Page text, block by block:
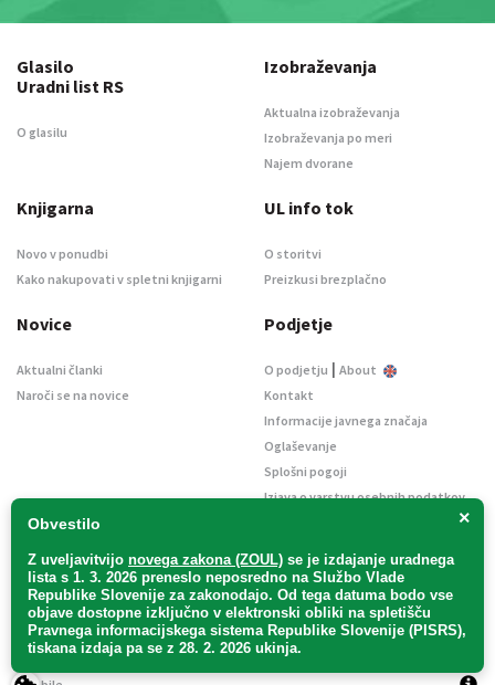
×
Obvestilo
Z uveljavitvijo novega zakona (ZOUL) se je izdajanje uradnega
lista s 1. 3. 2026 preneslo neposredno na Službo Vlade
Republike Slovenije za zakonodajo. Od tega datuma bodo vse
objave dostopne izključno v elektronski obliki na spletišču
Pravnega informacijskega sistema Republike Slovenije (PISRS),
tiskana izdaja pa se z 28. 2. 2026 ukinja.
Glasilo
Uradni list RS
O glasilu
Izobraževanja
Aktualna izobraževanja
Izobraževanja po meri
Najem dvorane
Knjigarna
Novo v ponudbi
Kako nakupovati v spletni knjigarni
UL info tok
O storitvi
Preizkusi brezplačno
Novice
Aktualni članki
Naroči se na novice
Podjetje
O podjetju | About
Kontakt
Informacije javnega značaja
Oglaševanje
Splošni pogoji
Izjava o varstvu osebnih podatkov
Uradni list d. o. o. – v likvidaciji / Vse pravice pridržane.